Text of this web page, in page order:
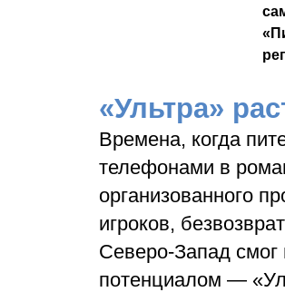
«Ультра»
Времена, когда
телефонами в
организованного
игроков,
Северо-Запад
потенциалом —